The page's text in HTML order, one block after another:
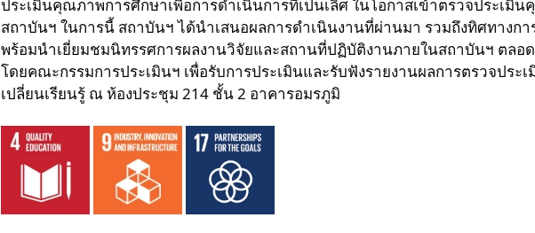
ประเมินคุณภาพการศึกษาเพื่อการดำเนินการที่เป็นเลิศ ในโอกาสเข้าตรวจประเมิ
สถาบันฯ ในการนี้ สถาบันฯ ได้นำเสนอผลการดำเนินงานที่ผ่านมา รวมถึงทิศทาง
พร้อมนำเยี่ยมชมนิทรรศการผลงานวิจัยและสถานที่ปฏิบัติงานภายในสถาบันฯ ตล
โดยคณะกรรมการประเมินฯ เพื่อรับการประเมินและรับฟังรายงานผลการตรวจประ
เปลี่ยนเรียนรู้ ณ ห้องประชุม 214 ชั้น 2 อาคารอมรภูมิ